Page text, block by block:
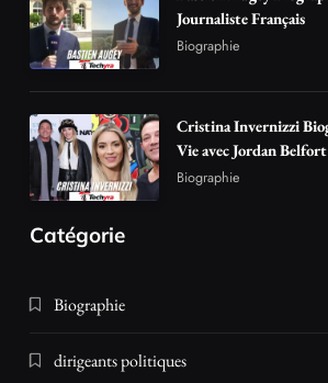
Journaliste Français
Biographie
Cristina Invernizzi
Vie avec Jordan Belfort
Biographie
Catégorie
Biographie
dirigeants politiques